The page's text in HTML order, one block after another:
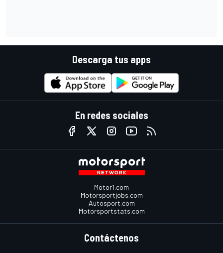
Descarga tus apps
En redes sociales
Motor1.com
Motorsportjobs.com
Autosport.com
Motorsportstats.com
Contáctenos